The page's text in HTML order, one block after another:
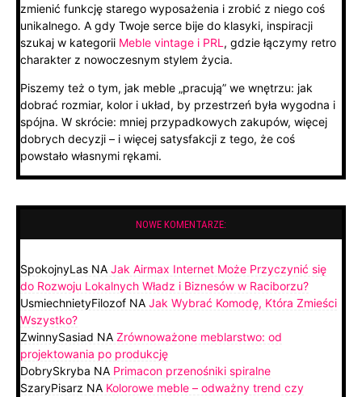
zmienić funkcję starego wyposażenia i zrobić z niego coś
unikalnego. A gdy Twoje serce bije do klasyki, inspiracji
szukaj w kategorii Meble vintage i PRL , gdzie łączymy retro
charakter z nowoczesnym stylem życia.
Piszemy też o tym, jak meble „pracują” we wnętrzu: jak
dobrać rozmiar, kolor i układ, by przestrzeń była wygodna i
spójna. W skrócie: mniej przypadkowych zakupów, więcej
dobrych decyzji – i więcej satysfakcji z tego, że coś
powstało własnymi rękami.
NOWE KOMENTARZE:
SpokojnyLas NA Jak Airmax Internet Może Przyczynić się
do Rozwoju Lokalnych Władz i Biznesów w Raciborzu?
UsmiechnietyFilozof NA Jak Wybrać Komodę, Która Zmieści
Wszystko?
ZwinnySasiad NA Zrównoważone meblarstwo: od
projektowania po produkcję
DobrySkryba NA Primacon przenośniki spiralne
SzaryPisarz NA Kolorowe meble – odważny trend czy